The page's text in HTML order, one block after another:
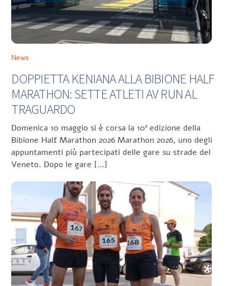
News
DOPPIETTA KENIANA ALLA BIBIONE HALF
MARATHON: SETTE ATLETI AV RUN AL
TRAGUARDO
Domenica 10 maggio si è corsa la 10ª edizione della
Bibione Half Marathon 2026 Marathon 2026, uno degli
appuntamenti più partecipati delle gare su strade del
Veneto. Dopo le gare […]